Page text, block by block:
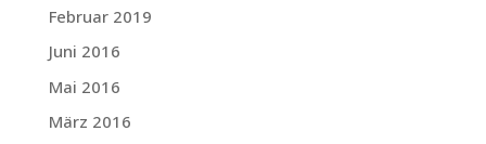
Februar 2019
Juni 2016
Mai 2016
März 2016